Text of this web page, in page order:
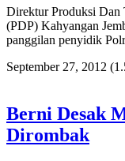
Direktur Produksi Dan
(PDP) Kahyangan
panggilan penyidik
September 27, 2012
Berni Desak
Dirombak